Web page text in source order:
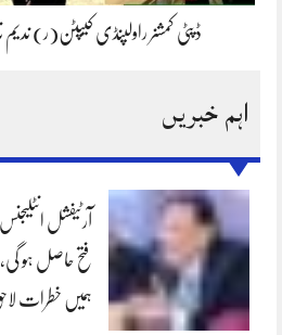
ڈپٹی کمشنر راولپنڈی کیپٹن(ر) ندیم
اہم خبریں
آرٹیفشل
ہمیں خطرات